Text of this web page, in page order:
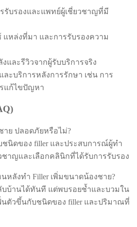
รับรองและแพทย์ผู้เชี่ยวชาญที่มี
แหล่งที่มา และการรับรองความ
ละรีวิวจากผู้รับบริการจริง
ละบริการหลังการรักษา เช่น การ
แก้ไขปัญหา
าย ปลอดภัยหรือไม่?
นิดของ filler และประสบการณ์ผู้ทำ
าญและเลือกคลินิกที่ได้รับการรับรอง
หลังทำ Filler เพิ่มขนาดน้องชาย?
บ้านได้ทันที แต่พบรอยช้ำและบวมใน
นตัวขึ้นกับชนิดของ filler และปริมาณที่